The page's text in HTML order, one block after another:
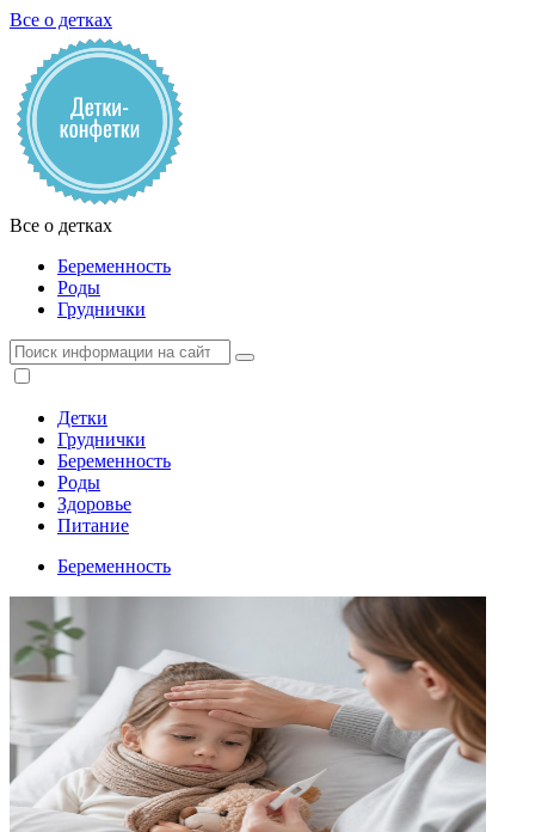
Все о детках
Все о детках
Беременность
Роды
Груднички
Детки
Груднички
Беременность
Роды
Здоровье
Питание
Беременность